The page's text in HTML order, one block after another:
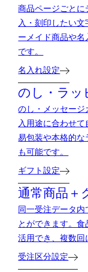
商品ページごと
入・刻印したい
ーメイド商品や
です。
名入れ設定
のし・ラッ
のし・メッセー
入用途に合わせ
易包装や本格的な
も可能です。
ギフト設定
通常商品＋
同一受注データ
とができます。
活用でき、複数回
受注区分設定